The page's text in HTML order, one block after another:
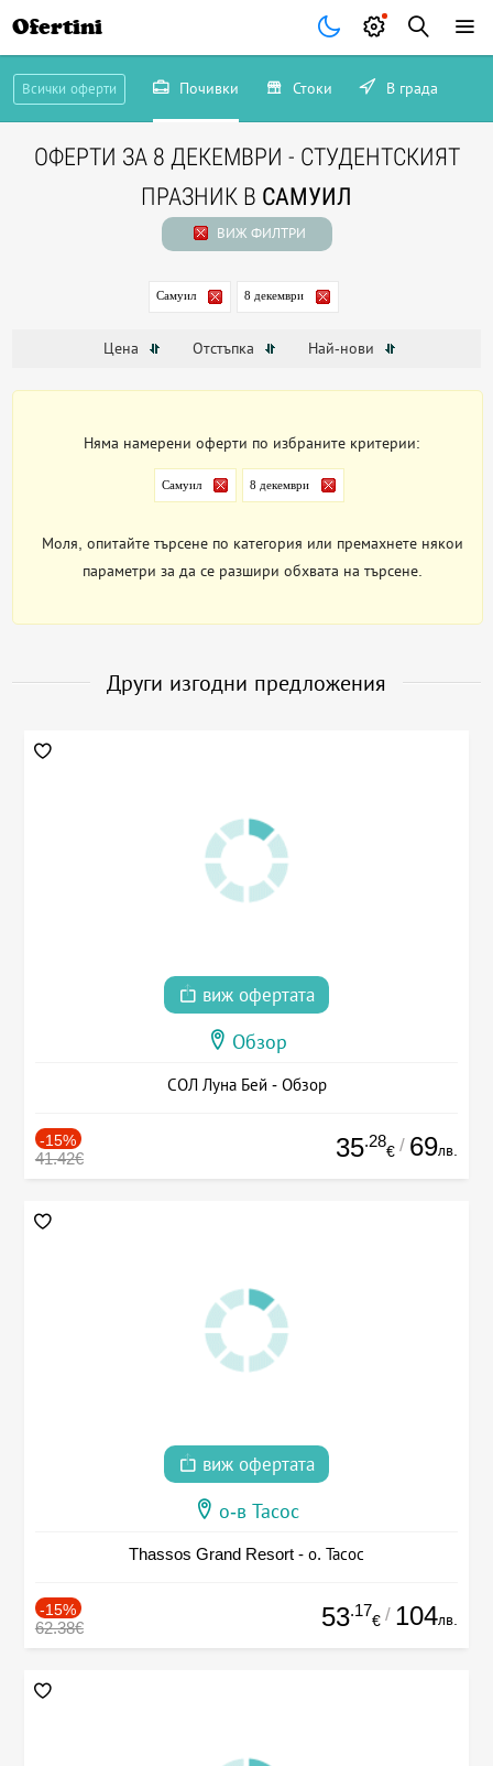
Ofertini
Всички оферти Почивки Стоки В града
ОФЕРТИ ЗА 8 ДЕКЕМВРИ - СТУДЕНТСКИЯТ
ПРАЗНИК В САМУИЛ
ВИЖ ФИЛТРИ
Самуил 8 декември
Цена Отстъпка Най-нови
Няма намерени оферти по избраните критерии:
Самуил 8 декември
Моля, опитайте търсене по категория или премахнете някои
параметри за да се разшири обхвата на търсене.
Други изгодни предложения
виж офертата
Обзор
СОЛ Луна Бей - Обзор
-15%
41.42€ 35.28
€ / 69лв.
виж офертата
о-в Тасос
Thassos Grand Resort - о. Тасос
-15%
62.38€ 53.17
€ / 104лв.